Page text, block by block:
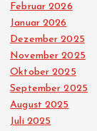
Februar 2026
Januar 2026
Dezember 2025
November 2025
Oktober 2025
September 2025
August 2025
Juli 2025